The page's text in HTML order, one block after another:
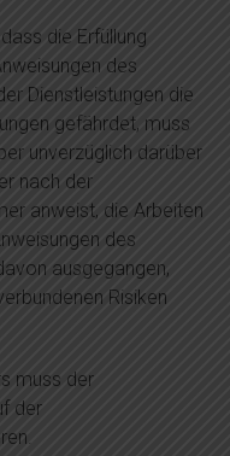
die Erfüllung
des
Dienstleistungen die
gefährdet, muss
unverzüglich darüber
nach der
anweist, die Arbeiten
des
ausgegangen,
Risiken
muss der
der